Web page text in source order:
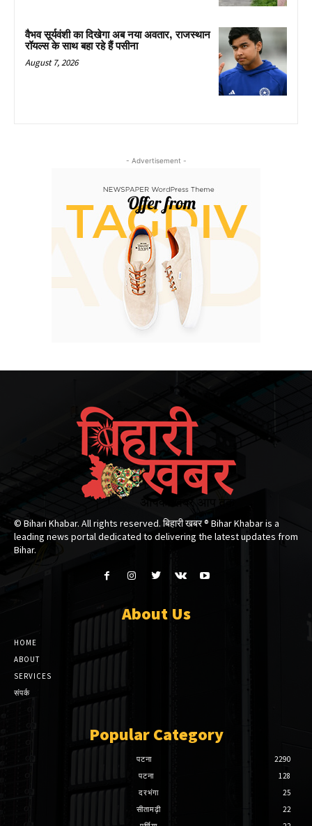
वैभव सूर्यवंशी का दिखेगा अब नया अवतार, राजस्थान
रॉयल्स के साथ बहा रहे हैं पसीना
August 7, 2026
- Advertisement -
© Bihari Khabar. All rights reserved. बिहारी खबर ®​ Bihar Khabar is a
leading news portal dedicated to delivering the latest updates from
Bihar.
About Us
HOME
ABOUT
SERVICES
संपर्क
Popular Category
पटना
2290
पटना
128
दरभंगा
25
सीतामढ़ी
22